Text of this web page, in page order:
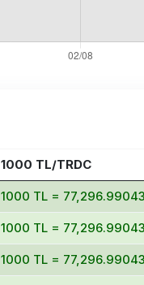
1000 TL/TRDC
1000 TL =
1000 TL =
1000 TL =